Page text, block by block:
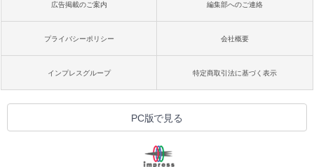
広告掲載のご案内 編集部へのご連絡
プライバシーポリシー 会社概要
インプレスグループ 特定商取引法に基づく表示
PC版で見る